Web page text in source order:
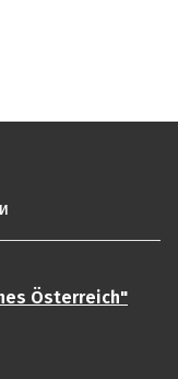
Österreich"